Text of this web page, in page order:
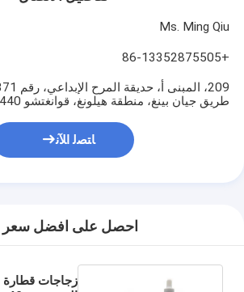
Ms. Ming Qiu
+86-13352875505
طريق جيان بينغ، منطقة هيلونغ، قوانغتشو 510440، الصين
ﺎﺘﺼﻟ ﺍﻶﻧ
احصل على افضل
زجاجات